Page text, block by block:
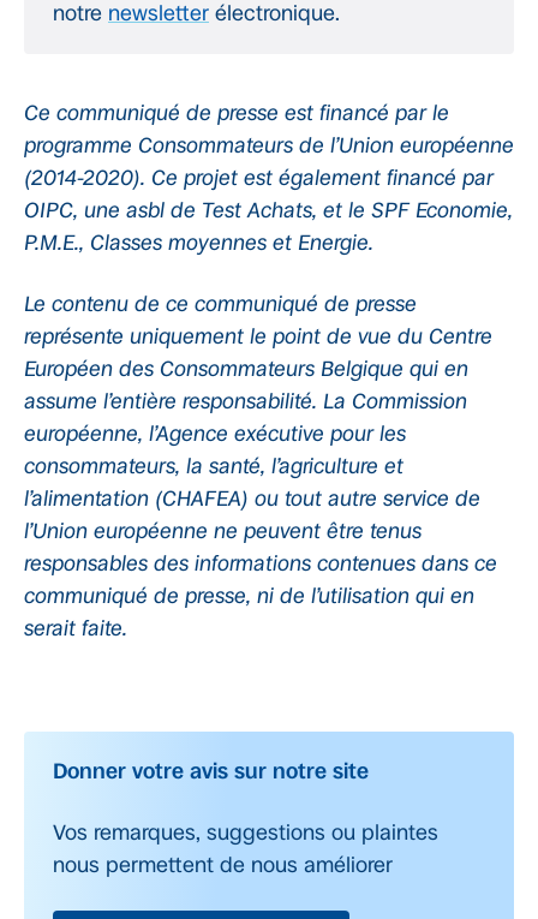
notre newsletter électronique.
Ce communiqué de presse est financé par le
programme Consommateurs de l’Union européenne
(2014-2020). Ce projet est également financé par
OIPC, une asbl de Test Achats, et le SPF Economie,
P.M.E., Classes moyennes et Energie.
Le contenu de ce communiqué de presse
représente uniquement le point de vue du Centre
Européen des Consommateurs Belgique qui en
assume l’entière responsabilité. La Commission
européenne, l’Agence exécutive pour les
consommateurs, la santé, l’agriculture et
l’alimentation (CHAFEA) ou tout autre service de
l’Union européenne ne peuvent être tenus
responsables des informations contenues dans ce
communiqué de presse, ni de l’utilisation qui en
serait faite. ­­­­­­­­­
Donner votre avis sur notre site
Vos remarques, suggestions ou plaintes
nous permettent de nous améliorer